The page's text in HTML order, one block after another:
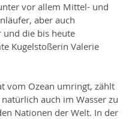
vor allem Mittel- und
aber auch
und die bis heute
Kugelstoßerin Valerie
vom Ozean umringt, zählt
auch im Wasser zu
Nationen der Welt. In der